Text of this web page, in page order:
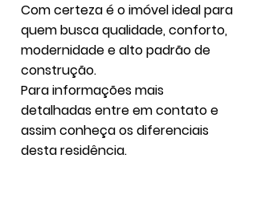
Com certeza é o imóvel ideal para
quem busca qualidade, conforto,
modernidade e alto padrão de
construção.
Para informações mais
detalhadas entre em contato e
assim conheça os diferenciais
desta residência.